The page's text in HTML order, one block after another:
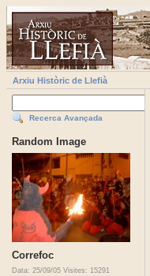
Arxiu Històric de Llefià
Recerca Avançada
Random Image
Correfoc
Data: 25/09/05 Visites: 15291